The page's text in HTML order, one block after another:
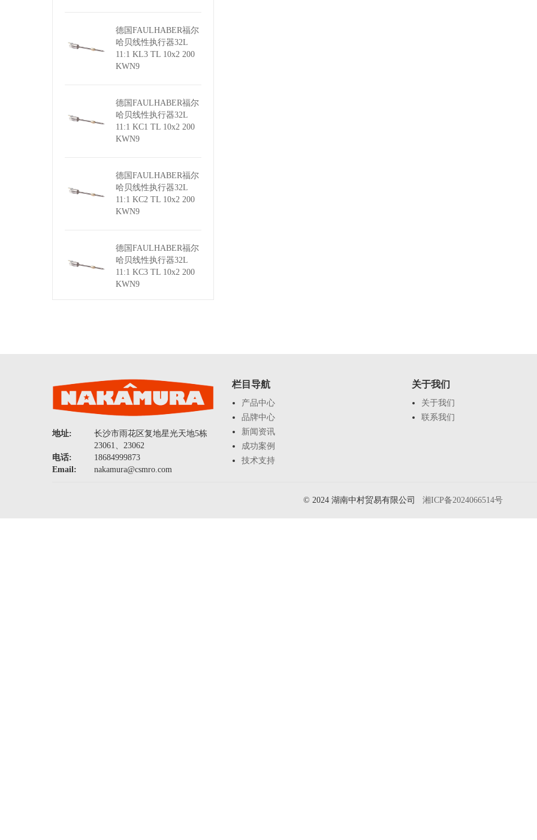
德国FAULHABER福尔
哈贝线性执行器32L
11:1 KL3 TL 10x2 200
KWN9
德国FAULHABER福尔
哈贝线性执行器32L
11:1 KC1 TL 10x2 200
KWN9
德国FAULHABER福尔
哈贝线性执行器32L
11:1 KC2 TL 10x2 200
KWN9
德国FAULHABER福尔
哈贝线性执行器32L
11:1 KC3 TL 10x2 200
KWN9
地址:
长沙市雨花区复地星光天地5栋
23061、23062
电话:
18684999873
Email:
nakamura@csmro.com
栏目导航
产品中心
品牌中心
新闻资讯
成功案例
技术支持
关于我们
关于我们
联系我们
© 2024 湖南中村贸易有限公司 湘ICP备2024066514号